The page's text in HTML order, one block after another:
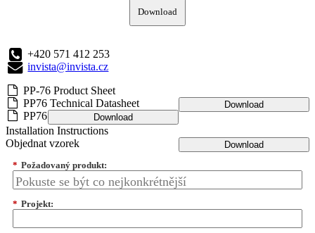
Download
+420 571 412 253
invista@invista.cz
PP-76 Product Sheet
Download
PP76 Technical Datasheet
Download
PP76
Installation Instructions
Download
Objednat vzorek
* Požadovaný produkt:
* Projekt: